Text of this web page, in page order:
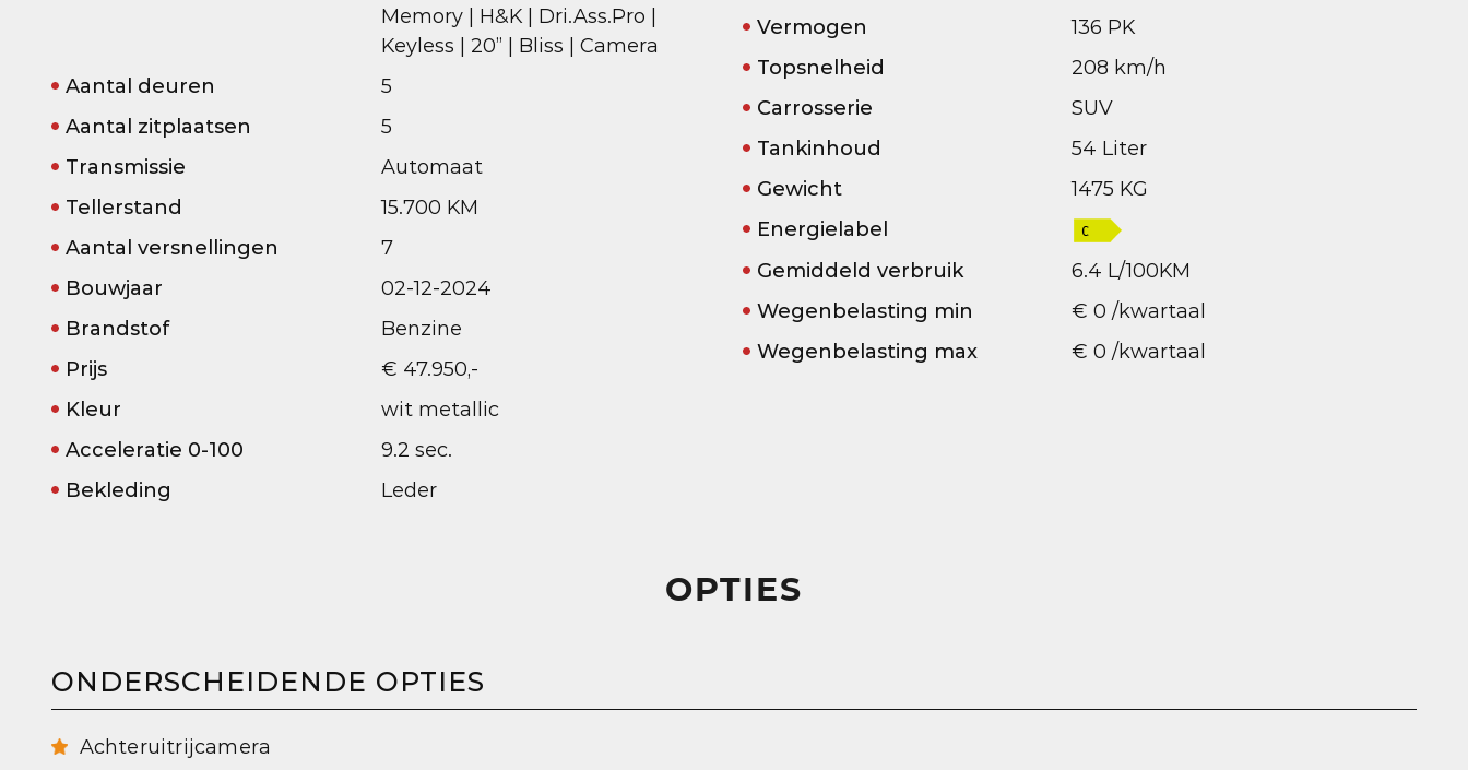
Memory | H&K | Dri.Ass.Pro |
Keyless | 20” | Bliss | Camera
Aantal deuren
5
Aantal zitplaatsen
5
Transmissie
Automaat
Tellerstand
15.700 KM
Aantal versnellingen
7
Bouwjaar
02-12-2024
Brandstof
Benzine
Prijs
€ 47.950,-
Kleur
wit metallic
Acceleratie 0-100
9.2 sec.
Bekleding
Leder
Vermogen
136 PK
Topsnelheid
208 km/h
Carrosserie
SUV
Tankinhoud
54 Liter
Gewicht
1475 KG
Energielabel
Gemiddeld verbruik
6.4 L/100KM
Wegenbelasting min
€ 0 /kwartaal
Wegenbelasting max
€ 0 /kwartaal
OPTIES
ONDERSCHEIDENDE OPTIES
Achteruitrijcamera